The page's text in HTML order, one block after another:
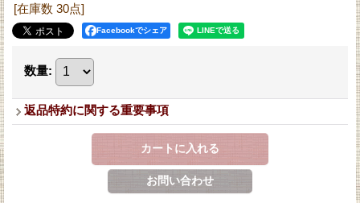
[在庫数 30点]
Facebookでシェア
数量:
返品特約に関する重要事項